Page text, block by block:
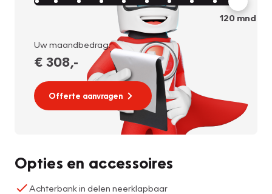
120mnd
Uw maandbedrag:
€ 308,-
Offerte aanvragen
Opties en accessoires
Achterbank in delen neerklapbaar